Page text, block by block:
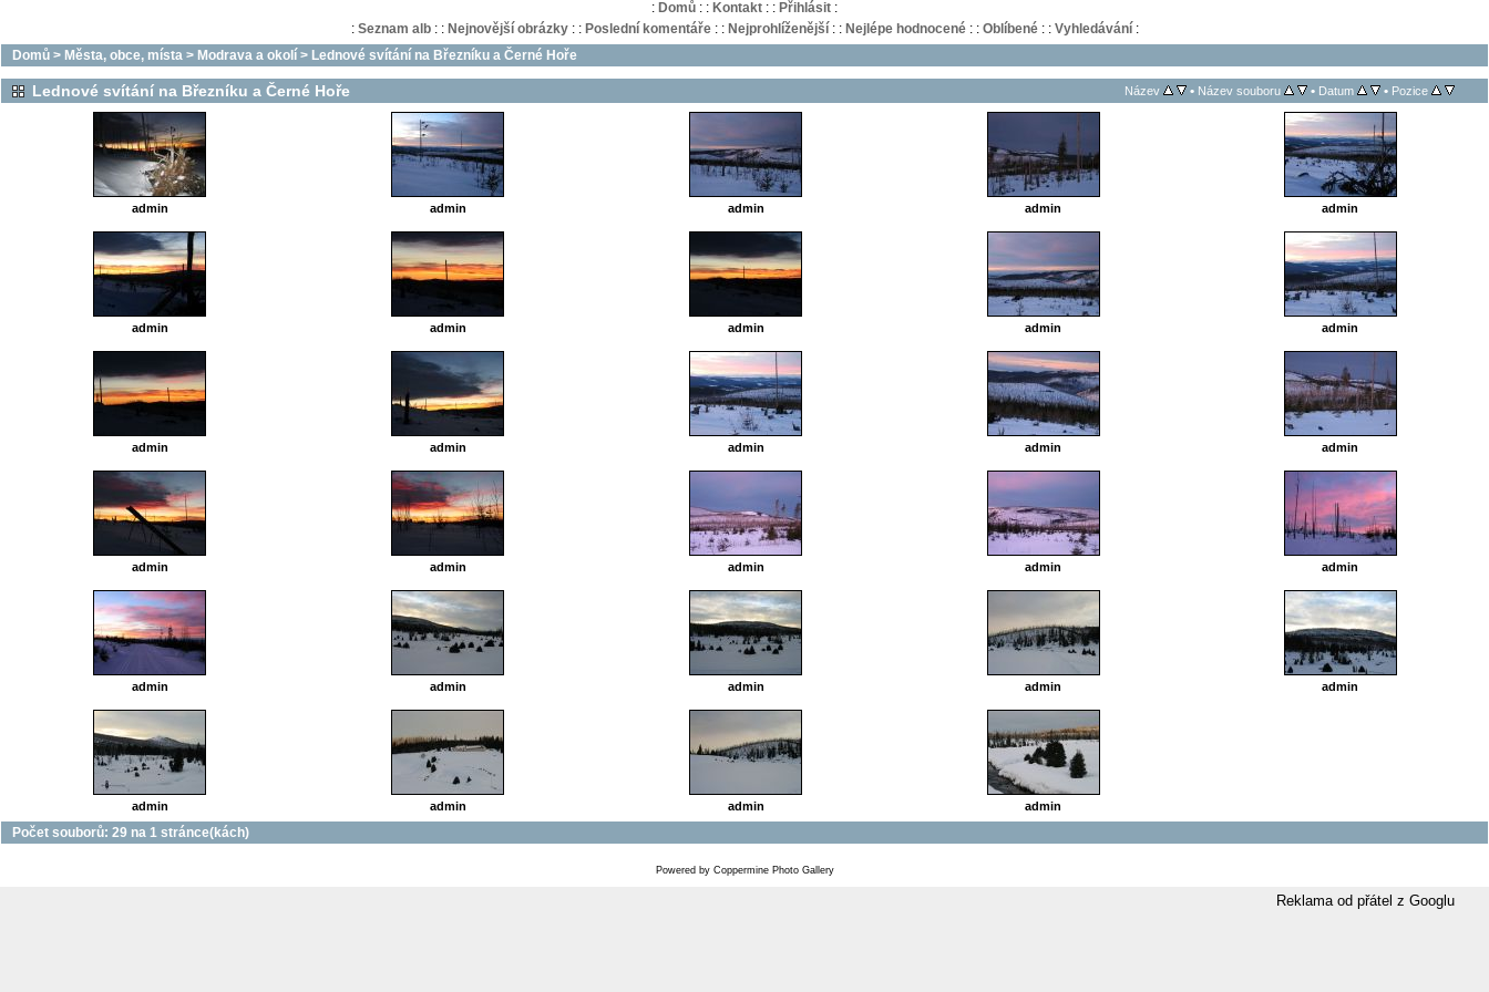
: Domů : : Kontakt : : Přihlásit :
: Seznam alb: : Nejnovější obrázky: : Poslední komentáře: : Nejprohlíženější: : Nejlépe hodnocené: : Oblíbené: : Vyhledávání:
Domů > Města, obce, místa > Modrava a okolí > Lednové svítání na Březníku a Černé Hoře
Lednové svítání na Březníku a Černé Hoře Název • Název souboru • Datum • Pozice
admin admin admin admin admin
admin admin admin admin admin
admin admin admin admin admin
admin admin admin admin admin
admin admin admin admin admin
admin admin admin admin
Počet souborů: 29 na 1 stránce(kách)
Powered by Coppermine Photo Gallery
Reklama od přátel z Googlu